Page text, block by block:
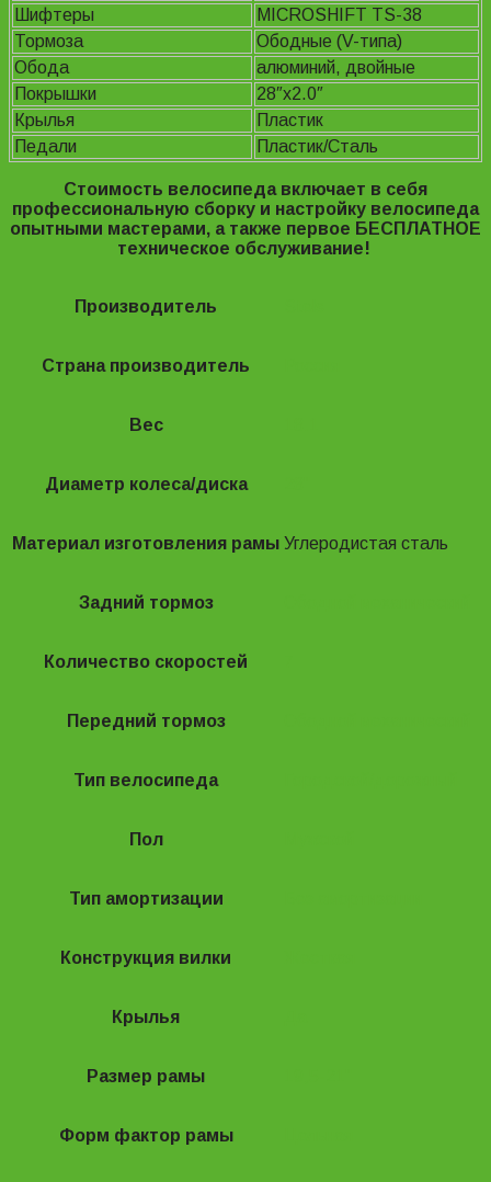
Шифтеры
MICROSHIFT TS-38
Тормоза
Ободные (V-типа)
Обода
алюминий, двойные
Покрышки
28″x2.0″
Крылья
Пластик
Педали
Пластик/Сталь
Стоимость велосипеда включает в себя
профессиональную сборку и настройку велосипеда
опытными мастерами, а также первое БЕСПЛАТНОЕ
техническое обслуживание!
Производитель
Страна производитель
Вес
Диаметр колеса/диска
Материал изготовления рамы Углеродистая сталь
Задний тормоз
Количество скоростей
Передний тормоз
Тип велосипеда
Пол
Тип амортизации
Конструкция вилки
Крылья
Размер рамы
Форм фактор рамы